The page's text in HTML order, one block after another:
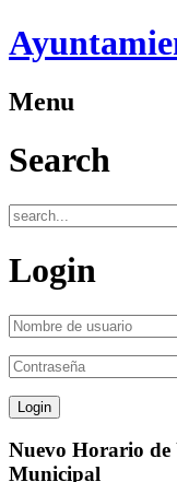
Menu
Search
Login
Nuevo Horario de
Municipal